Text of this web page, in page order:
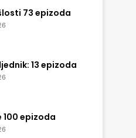
73 epizoda
13 epizoda
100 epizoda